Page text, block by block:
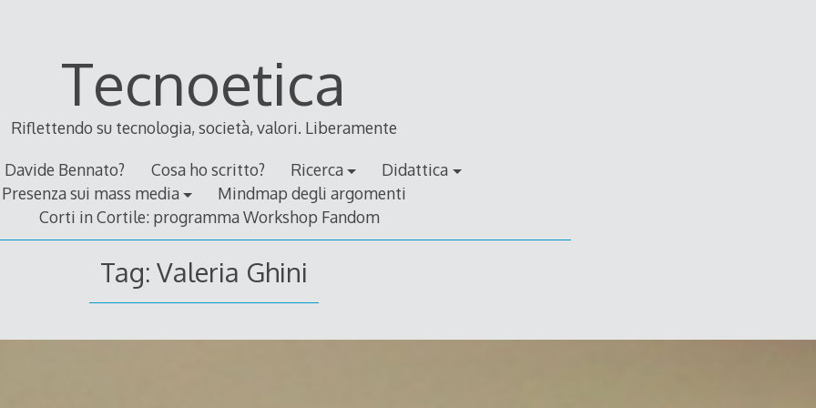
Tecnoetica
Riflettendo su tecnologia, società, valori. Liberamente
Davide Bennato? Cosa ho scritto? Ricerca
Didattica
Presenza sui mass media
Mindmap degli argomenti
Corti in Cortile: programma Workshop Fandom
Tag: Valeria Ghini